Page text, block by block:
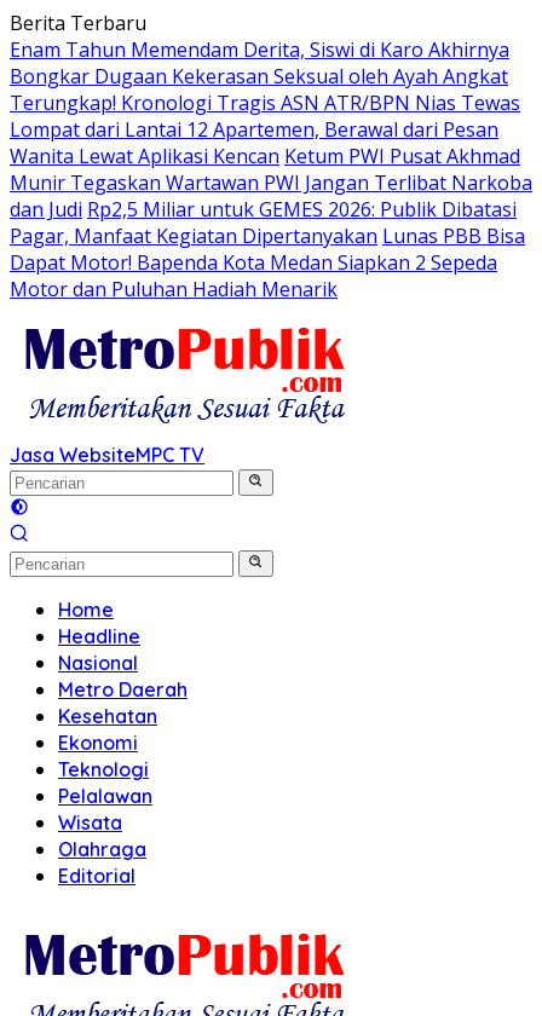
Langsung
ke
konten
Berita Terbaru
Enam Tahun Memendam Derita, Siswi di Karo Akhirnya
Bongkar Dugaan Kekerasan Seksual oleh Ayah Angkat
Terungkap! Kronologi Tragis ASN ATR/BPN Nias Tewas
Lompat dari Lantai 12 Apartemen, Berawal dari Pesan
Wanita Lewat Aplikasi Kencan Ketum PWI Pusat Akhmad
Munir Tegaskan Wartawan PWI Jangan Terlibat Narkoba
dan Judi Rp2,5 Miliar untuk GEMES 2026: Publik Dibatasi
Pagar, Manfaat Kegiatan Dipertanyakan Lunas PBB Bisa
Dapat Motor! Bapenda Kota Medan Siapkan 2 Sepeda
Motor dan Puluhan Hadiah Menarik
Jasa WebsiteMPC TV
Home
Headline
Nasional
Metro Daerah
Kesehatan
Ekonomi
Teknologi
Pelalawan
Wisata
Olahraga
Editorial